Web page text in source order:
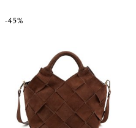
-45%